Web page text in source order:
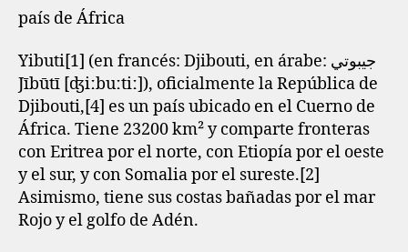
país de África
Yibuti[1]​ (en francés: Djibouti, en árabe: جيبوتي
Jībūtī [ʤiːbuːtiː]), oficialmente la República de
Djibouti,[4]​ es un país ubicado en el Cuerno de
África. Tiene 23200 km² y comparte fronteras
con Eritrea por el norte, con Etiopía por el oeste
y el sur, y con Somalia por el sureste.[2]​
Asimismo, tiene sus costas bañadas por el mar
Rojo y el golfo de Adén.